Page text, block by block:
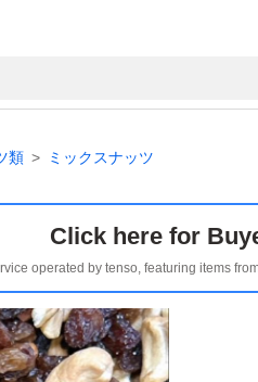
類 ミックスナッツ
Click here for
operated by tenso, featuring items